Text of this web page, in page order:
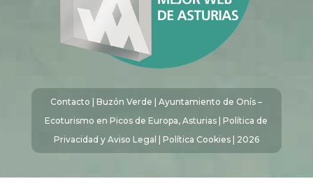
Contacto Buzón Verde | Ayuntamiento de Onís –
Ecoturismo en Picos de Europa, Asturias |Política de
Privacidad y Aviso Legal
Política Cookies| 2026